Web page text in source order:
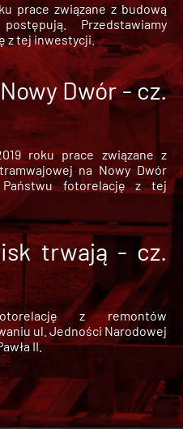
prace związane z budową
postępują. Przedstawiamy
z tej inwestycji.
Dwór - cz.
roku prace związane z
na Nowy Dwór
Państwu fotorelację z tej
trwają - cz.
z remontów
ul. Jedności Narodowej
II.